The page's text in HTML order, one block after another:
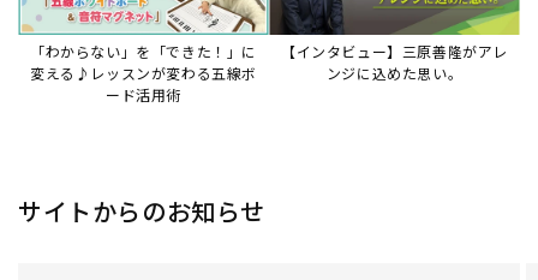
「わからない」を「できた！」に
変える♪レッスンが変わる五線ボ
ード活用術
【インタビュー】三原善隆がアレ
ンジに込めた思い。
サイトからのお知らせ